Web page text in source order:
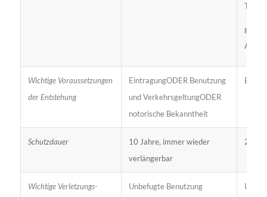
Wichtige Voraussetzungen
der Entstehung
EintragungODER Benutzung
und VerkehrsgeltungODER
notorische Bekanntheit
Schutzdauer
10 Jahre, immer wieder
verlängerbar
20
Wichtige Verletzungs-
Unbefugte Benutzung